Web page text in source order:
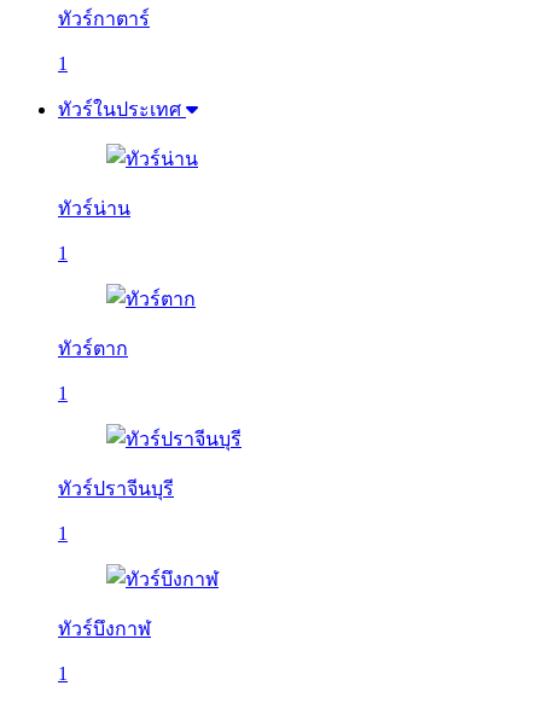
ทัวร์กาตาร์
1
ทัวร์ในประเทศ
ทัวร์น่าน
1
ทัวร์ตาก
1
ทัวร์ปราจีนบุรี
1
ทัวร์บึงกาฬ
1